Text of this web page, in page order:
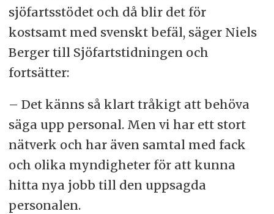
sjöfartsstödet och då blir det för
kostsamt med svenskt befäl, säger Niels
Berger till Sjöfartstidningen och
fortsätter:
– Det känns så klart tråkigt att behöva
säga upp personal. Men vi har ett stort
nätverk och har även samtal med fack
och olika myndigheter för att kunna
hitta nya jobb till den uppsagda
personalen.